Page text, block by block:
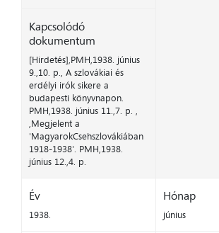
Kapcsolódó
dokumentum
[Hirdetés],PMH,1938. június
9.,10. p., A szlovákiai és
erdélyi irók sikere a
budapesti könyvnapon.
PMH,1938. június 11.,7. p. ,
,Megjelent a
'MagyarokCsehszlovákiában
1918-1938'. PMH,1938.
június 12.,4. p.
Év
1938.
Hónap
június